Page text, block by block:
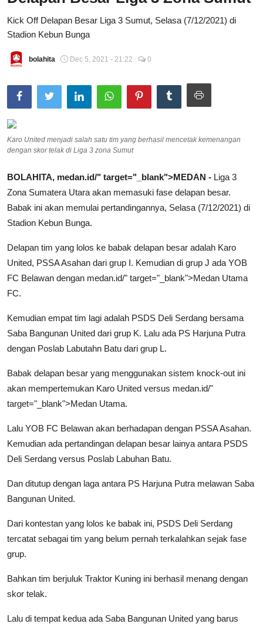
Total Sports
Pedoman Media Siber
Kick Off Delapan Besar Liga 3 Sumut, Selasa (7/12/2021) di
Stadion Kebun Bunga
bolahita Dec 5, 2021 - 21:22 0
Karo United menjadi salah satu tim yang berhasil mencetak kemenangan
dengan skor telak di Liga 3 zona Sumut
BOLAHITA, medan.id/" target="_blank">MEDAN - Liga 3
Zona Sumatera Utara akan memasuki fase delapan besar.
Babak ini akan memulai pertandingannya, Selasa (7/12/2021) di
Stadion Kebun Bunga.
Delapan tim yang lolos ke babak delapan besar adalah Karo
United, PSSA Asahan dari grup I. Kemudian di grup J ada YOB
FC Belawan dengan medan.id/" target="_blank">Medan Utama
FC.
Kemudian empat tim lagi adalah PSDS Deli Serdang bersama
Saba Bangunan United dari grup K. Lalu ada PS Harjuna Putra
dengan Poslab Labutahn Batu dari grup L.
Babak delapan besar yang menggunakan sistem knock-out ini
akan mempertemukan Karo United versus medan.id/"
target="_blank">Medan Utama.
Lalu YOB FC Belawan akan berhadapan dengan PSSA Asahan.
Kemudian ada pertandingan delapan besar lainya antara PSDS
Deli Serdang versus Poslab Labuhan Batu.
Dan ditutup dengan laga antara PS Harjuna Putra melawan Saba
Bangunan United.
Dari kontestan yang lolos ke babak ini, PSDS Deli Serdang
tercatat sebagai tim yang belum pernah terkalahkan sejak fase
grup.
Bahkan tim berjuluk Traktor Kuning ini berhasil menang dengan
skor telak.
Lalu di tempat kedua ada Saba Bangunan United yang barus